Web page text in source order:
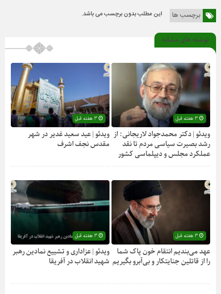
برچسب ها این مطلب بدون برچسب می باشد.
نوشته های مشابه
3 هفته قبل
ویدئو | دکتر محمدجواد لاریجانی: از
رشد بصیرت سیاسی مردم تا نقد
عملکرد مجلس و دیپلماسی کشور
ویدئو | عید سعید غدیر در شهر
مقدس نجف اشرف
3 هفته قبل
عهد می‌بندیم انتقام خون پاک شما
را از قاتلین جنایتکار و بی‌آبرو بگیریم
ویدئو | عزاداری و تشییع نمادین رهبر
شهید انقلاب در آفریقا